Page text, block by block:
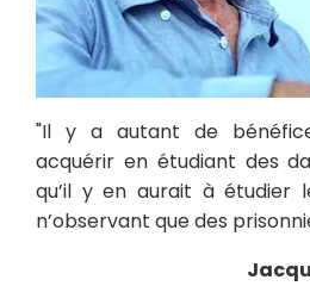
"Il y a autant de
acquérir en étudiant des
qu’il y en aurait à étudier
n’observant que des